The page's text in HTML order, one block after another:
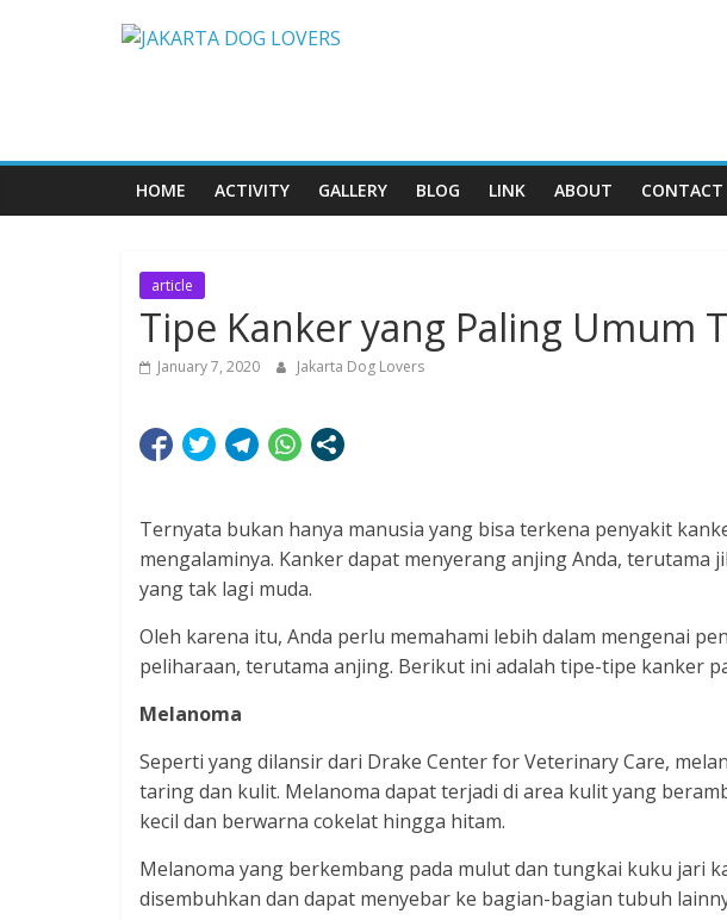
JAKARTA
LOVERS
HOME ACTIVITY GALLERY BLOG LINK ABOUT CONTACT
article
Tipe Kanker yang Paling Umum
January 7, 2020 Jakarta Dog Lovers
Ternyata bukan hanya manusia yang bisa terkena penyakit
mengalaminya. Kanker dapat menyerang anjing Anda, terutama
yang tak lagi muda.
Oleh karena itu, Anda perlu memahami lebih dalam mengenai
peliharaan, terutama anjing. Berikut ini adalah tipe-tipe kanker
Melanoma
Seperti yang dilansir dari Drake Center for Veterinary Care,
taring dan kulit. Melanoma dapat terjadi di area kulit yang
kecil dan berwarna cokelat hingga hitam.
Melanoma yang berkembang pada mulut dan tungkai kuku jari
disembuhkan dan dapat menyebar ke bagian-bagian tubuh